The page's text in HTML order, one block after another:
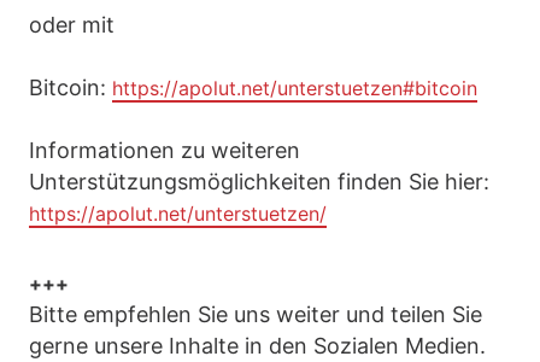
oder mit
Bitcoin: https://apolut.net/unterstuetzen#bitcoin
Informationen zu weiteren
Unterstützungsmöglichkeiten finden Sie hier:
https://apolut.net/unterstuetzen/
+++
Bitte empfehlen Sie uns weiter und teilen Sie
gerne unsere Inhalte in den Sozialen Medien.